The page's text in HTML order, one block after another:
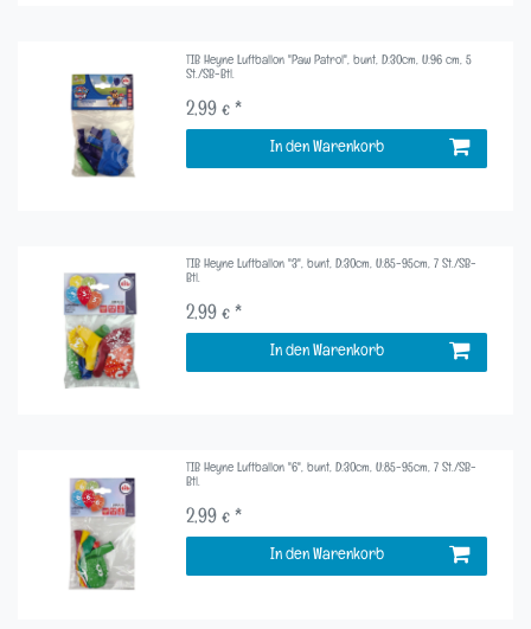
TIB Heyne Luftballon "Paw Patrol", bunt, D:30cm, U:96 cm, 5
St./SB-Btl.
2,99 € *
In den Warenkorb
TIB Heyne Luftballon "3", bunt, D:30cm, U:85-95cm, 7 St./SB-
Btl.
2,99 € *
In den Warenkorb
TIB Heyne Luftballon "6", bunt, D:30cm, U:85-95cm, 7 St./SB-
Btl.
2,99 € *
In den Warenkorb